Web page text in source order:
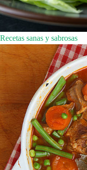
Recetas sanas y sabrosas